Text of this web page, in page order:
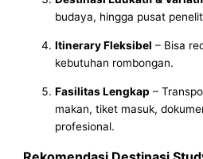
budaya, hingga pusat
Itinerary Fleksibel – Bisa
kebutuhan rombongan.
Fasilitas Lengkap –
makan, tiket masuk,
profesional.